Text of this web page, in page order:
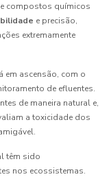
compostos químicos
e precisão,
extremamente
em ascensão, com o
de efluentes.
de maneira natural e,
a toxicidade dos
têm sido
nos ecossistemas.